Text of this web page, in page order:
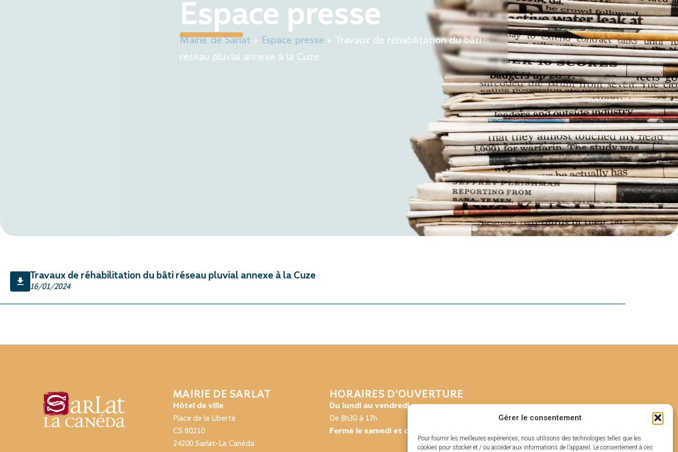
Gérer le consentement
Pour fournir les meilleures expériences, nous utilisons des technologies telles que les
cookies pour stocker et / ou accéder aux informations de l’appareil. Le consentement à ces
Ma Mairie Mon quotidien Sortir & bouger Découvrir Sarlat 30 °C
Espace presse
Mairie de Sarlat » Espace presse »
Travaux de réhabilitation du bâti
réseau pluvial annexe à la Cuze
Travaux de réhabilitation du bâti réseau pluvial annexe à la Cuze
16/01/2024
MAIRIE DE SARLAT
Hôtel de ville
Place de la Liberté
CS 80210
24200 Sarlat-La Canéda
HORAIRES D'OUVERTURE
Du lundi au vendredi :
De 8h30 à 17h
Fermé le samedi et dimanche